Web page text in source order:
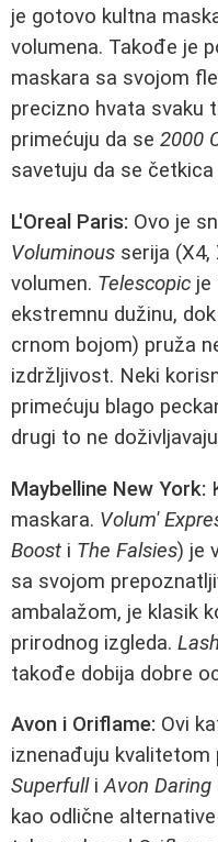
je gotovo kultna
volumena. Takođe je
maskara sa svojom
precizno hvata svaku
primećuju da se 2000
savetuju da se
L'Oreal Paris: Ovo je
Voluminous serija
volumen. Telescopic je
ekstremnu dužinu, dok
crnom bojom) pruža
izdržljivost. Neki
primećuju blago
drugi to ne
Maybelline New York:
maskara. Volum'
Boost i The Falsies) je
sa svojom
ambalažom, je klasik
prirodnog izgleda.
takođe dobija dobre
Avon i Oriflame: Ovi
iznenađuju
SuperfulliAvon Daring
kao odlične